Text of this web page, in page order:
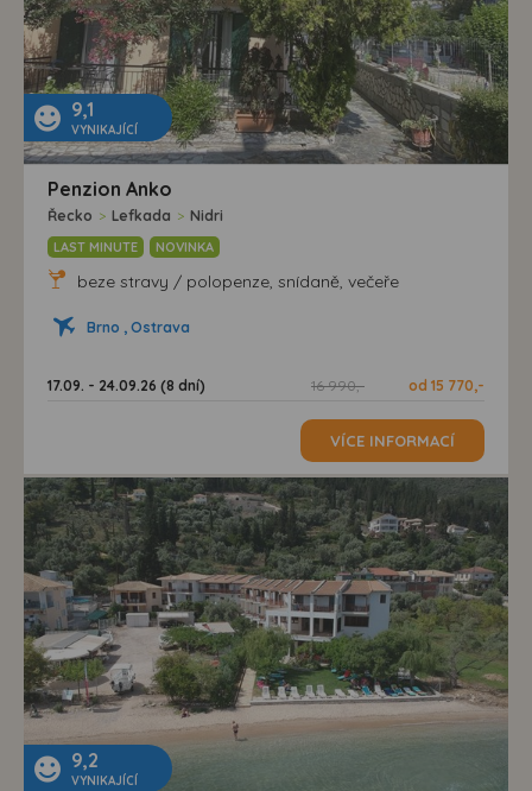
9,1
VYNIKAJÍCÍ
Penzion Anko
Řecko > Lefkada > Nidri
LAST MINUTE NOVINKA
beze stravy / polopenze, snídaně, večeře
Brno , Ostrava
17.09. - 24.09.26 (8 dní) 16 990,- od 15 770,-
VÍCE INFORMACÍ
9,2
VYNIKAJÍCÍ